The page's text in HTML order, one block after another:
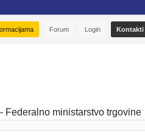
Forum Login Kontakti
Federalno ministarstvo trgovine